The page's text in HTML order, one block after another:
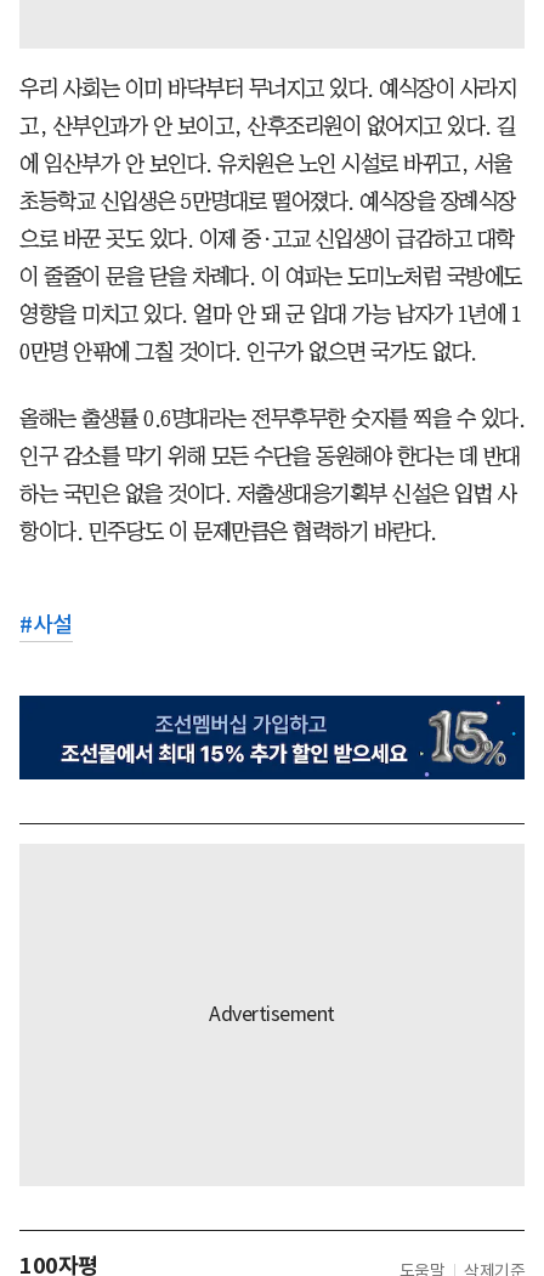
우리 사회는 이미 바닥부터 무너지고 있다. 예식장이 사라지
고, 산부인과가 안 보이고, 산후조리원이 없어지고 있다. 길
에 임산부가 안 보인다. 유치원은 노인 시설로 바뀌고, 서울
초등학교 신입생은 5만명대로 떨어졌다. 예식장을 장례식장
으로 바꾼 곳도 있다. 이제 중·고교 신입생이 급감하고 대학
이 줄줄이 문을 닫을 차례다. 이 여파는 도미노처럼 국방에도
영향을 미치고 있다. 얼마 안 돼 군 입대 가능 남자가 1년에 1
0만명 안팎에 그칠 것이다. 인구가 없으면 국가도 없다.
올해는 출생률 0.6명대라는 전무후무한 숫자를 찍을 수 있다.
인구 감소를 막기 위해 모든 수단을 동원해야 한다는 데 반대
하는 국민은 없을 것이다. 저출생대응기획부 신설은 입법 사
항이다. 민주당도 이 문제만큼은 협력하기 바란다.
#사설
100자평 도움말 삭제기준